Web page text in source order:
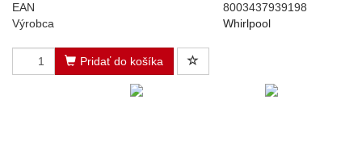
EAN
8003437939198
Výrobca
Whirlpool
Pridať do košíka